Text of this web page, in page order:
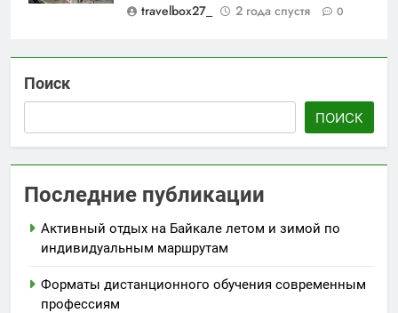
travelbox27_ 2 года спустя 0
Поиск
ПОИСК
Последние публикации
Активный отдых на Байкале летом и зимой по
индивидуальным маршрутам
Форматы дистанционного обучения современным
профессиям